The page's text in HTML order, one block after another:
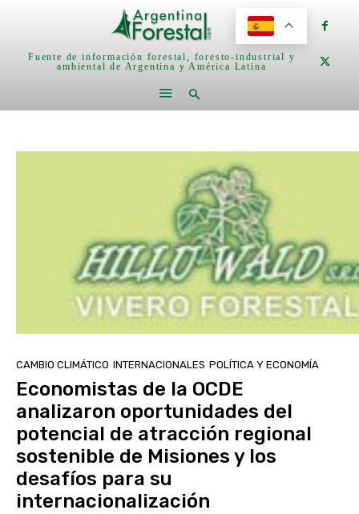
Fuente de información forestal, foresto-industrial y
ambiental de Argentina y América Latina
CAMBIO CLIMÁTICO INTERNACIONALES POLÍTICA Y ECONOMÍA
Economistas de la OCDE
analizaron oportunidades del
potencial de atracción regional
sostenible de Misiones y los
desafíos para su
internacionalización